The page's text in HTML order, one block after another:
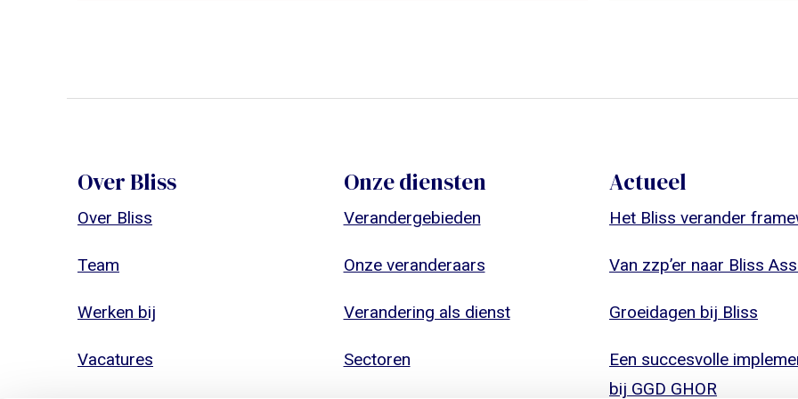
Over Bliss
Over Bliss
Team
Werken bij
Vacatures
Onze diensten
Verandergebieden
Onze veranderaars
Verandering als dienst
Sectoren
Actueel
Het Bliss verander
Van zzp’er naar Bliss
Groeidagen bij Bliss
Een succesvolle
bij GGD GHOR